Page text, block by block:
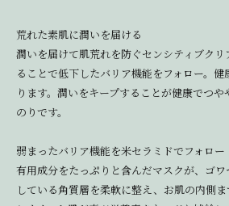
荒れた素肌に潤いを届ける
潤いを届けて肌荒れを防ぐセンシティブク
ることで低下したバリア機能をフォロー。
ります。潤いをキープすることが健康でつ
のりです。
弱まったバリア機能を米セラミドでフォロー
有用成分をたっぷりと含んだマスクが、ゴ
している角質層を柔軟に整え、お肌の内側